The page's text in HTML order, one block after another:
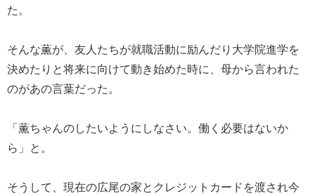
た。
そんな薫が、友人たちが就職活動に励んだり大学院進学を
決めたりと将来に向けて動き始めた時に、母から言われた
のがあの言葉だった。
「薫ちゃんのしたいようにしなさい。働く必要はないか
ら」と。
そうして、現在の広尾の家とクレジットカードを渡され今